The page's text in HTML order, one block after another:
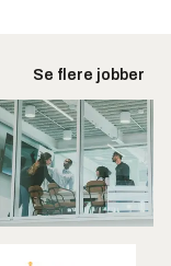
Se flere jobber